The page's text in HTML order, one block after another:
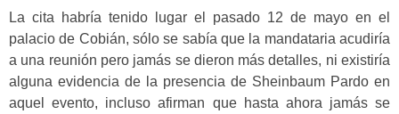
La cita habría tenido lugar el pasado 12 de mayo en el
palacio de Cobián, sólo se sabía que la mandataria acudiría
a una reunión pero jamás se dieron más detalles, ni existiría
alguna evidencia de la presencia de Sheinbaum Pardo en
aquel evento, incluso afirman que hasta ahora jamás se